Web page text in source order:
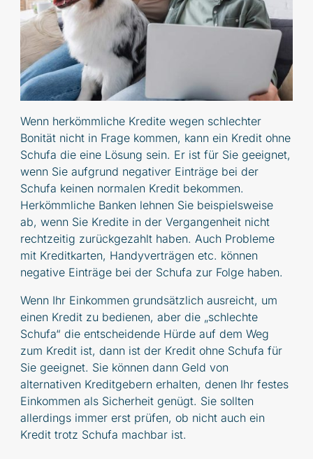
Wenn herkömmliche Kredite wegen schlechter
Bonität nicht in Frage kommen, kann ein Kredit ohne
Schufa die eine Lösung sein. Er ist für Sie geeignet,
wenn Sie aufgrund negativer Einträge bei der
Schufa keinen normalen Kredit bekommen.
Herkömmliche Banken lehnen Sie beispielsweise
ab, wenn Sie Kredite in der Vergangenheit nicht
rechtzeitig zurückgezahlt haben. Auch Probleme
mit Kreditkarten, Handyverträgen etc. können
negative Einträge bei der Schufa zur Folge haben.
Wenn Ihr Einkommen grundsätzlich ausreicht, um
einen Kredit zu bedienen, aber die „schlechte
Schufa“ die entscheidende Hürde auf dem Weg
zum Kredit ist, dann ist der Kredit ohne Schufa für
Sie geeignet. Sie können dann Geld von
alternativen Kreditgebern erhalten, denen Ihr festes
Einkommen als Sicherheit genügt. Sie sollten
allerdings immer erst prüfen, ob nicht auch ein
Kredit trotz Schufa machbar ist.